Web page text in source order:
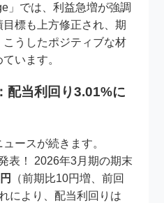
」では、利益急増が強調
標も上方修正され、期
うしたポジティブな材
います。
配当利回り3.01%に
ースが続きます。
表！ 2026年3月期の期末
（前期比10円増、前回
により、配当利回りは